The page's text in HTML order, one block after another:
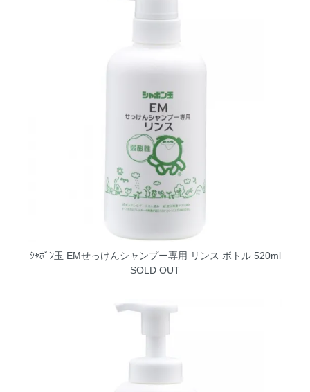
ｼｬﾎﾞﾝ玉 EMせっけんシャンプー専用 リンス ボトル 520ml
SOLD OUT